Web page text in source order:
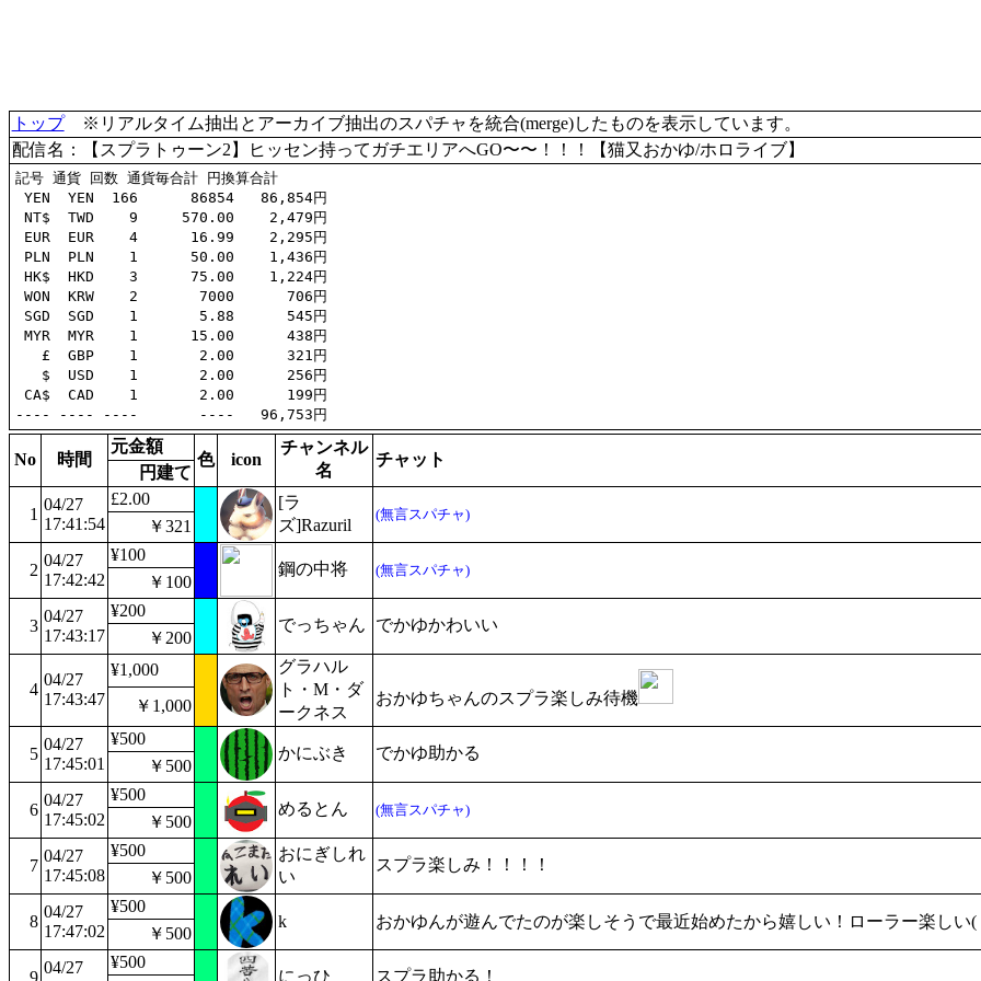
トップ※リアルタイム抽出とアーカイブ抽出のスパチャを統合(merge)したものを表示しています。
配信名：【スプラトゥーン2】ヒッセン持ってガチエリアへGO〜〜！！！【猫又おかゆ/ホロライブ】
記号 通貨 回数 通貨毎合計 円換算合計
YEN  YEN  166      86854   86,854円
NT$  TWD    9     570.00    2,479円
EUR  EUR    4      16.99    2,295円
PLN  PLN    1      50.00    1,436円
HK$  HKD    3      75.00    1,224円
WON  KRW    2       7000      706円
SGD  SGD    1       5.88      545円
MYR  MYR    1      15.00      438円
   £  GBP    1       2.00      321円
   $  USD    1       2.00      256円
CA$  CAD    1       2.00      199円
No 時間
元金額
色 icon
チャンネル
名
チャット
円建て
1
04/27
17:41:54
£2.00
[ラ
ズ]Razuril
(無言スパチャ)
￥321
2
04/27
17:42:42
¥100
鋼の中将 (無言スパチャ)
￥100
3
04/27
17:43:17
¥200
でっちゃん でかゆかわいい
￥200
4
04/27
17:43:47
¥1,000
グラハル
ト・M・ダ
ークネス
おかゆちゃんのスプラ楽しみ待機
￥1,000
5
04/27
17:45:01
¥500
かにぶき でかゆ助かる
￥500
6
04/27
17:45:02
¥500
めるとん (無言スパチャ)
￥500
7
04/27
17:45:08
¥500
おにぎしれ
い
スプラ楽しみ！！！！
￥500
8
04/27
17:47:02
¥500
k
おかゆんが遊んでたのが楽しそうで最近始めたから嬉しい！ローラー楽しい(
￥500
9
04/27
¥500
にっひ スプラ助かる！